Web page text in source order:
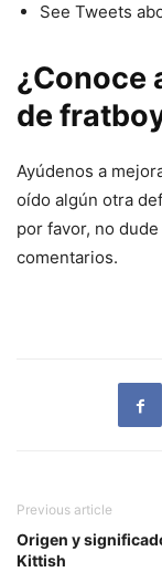
See Tweets
¿Conoce
de
Ayúdenos a
oído algún otra
por favor, no
comentarios.
Previous article
Origen y
Kittish